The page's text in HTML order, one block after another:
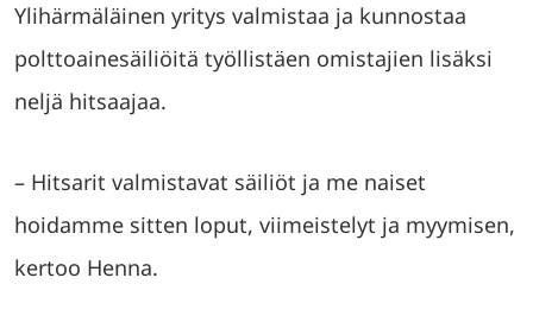
Ylihärmäläinen yritys valmistaa ja kunnostaa
polttoainesäiliöitä työllistäen omistajien lisäksi
neljä hitsaajaa.
– Hitsarit valmistavat säiliöt ja me naiset
hoidamme sitten loput, viimeistelyt ja myymisen,
kertoo Henna.